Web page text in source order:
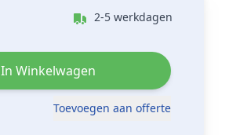
2-5 werkdagen
In Winkelwagen
Toevoegen aan offerte